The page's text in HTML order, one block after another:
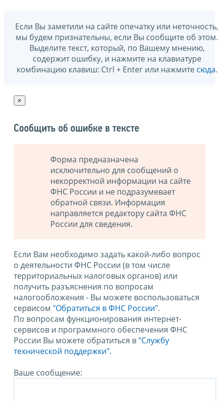
Если Вы заметили на сайте опечатку или неточность,
мы будем признательны, если Вы сообщите об этом.
Выделите текст, который, по Вашему мнению,
содержит ошибку, и нажмите на клавиатуре
комбинацию клавиш: Ctrl + Enter или нажмите сюда.
×
Сообщить об ошибке в тексте
Форма предназначена
исключительно для сообщений о
некорректной информации на сайте
ФНС России и не подразумевает
обратной связи. Информация
направляется редактору сайта ФНС
России для сведения.
Если Вам необходимо задать какой-либо вопрос
о деятельности ФНС России (в том числе
территориальных налоговых органов) или
получить разъяснения по вопросам
налогообложения - Вы можете воспользоваться
сервисом "Обратиться в ФНС России".
По вопросам функционирования интернет-
сервисов и программного обеспечения ФНС
России Вы можете обратиться в "Службу
технической поддержки".
Ваше сообщение: